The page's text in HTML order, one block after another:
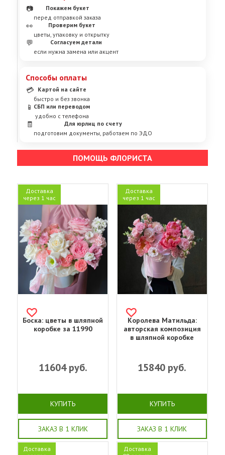
📷
Покажем букет
перед отправкой заказа
👀
Проверим букет
цветы, упаковку и открытку
💬
Согласуем детали
если нужна замена или акцент
Способы оплаты
💳
Картой на сайте
быстро и без звонка
📱 СБП или переводом
удобно с телефона
🧾
Для юрлиц по счету
подготовим документы, работаем по ЭДО
ПОМОЩЬ ФЛОРИСТА
Доставка
через 1 час
Боска: цветы в шляпной
коробке за 11990
11604руб.
КУПИТЬ
ЗАКАЗ В 1 КЛИК
Доставка
через 1 час
Королева Матильда:
авторская композиция
в шляпной коробке
15840 руб.
КУПИТЬ
ЗАКАЗ В 1 КЛИК
Доставка
Доставка